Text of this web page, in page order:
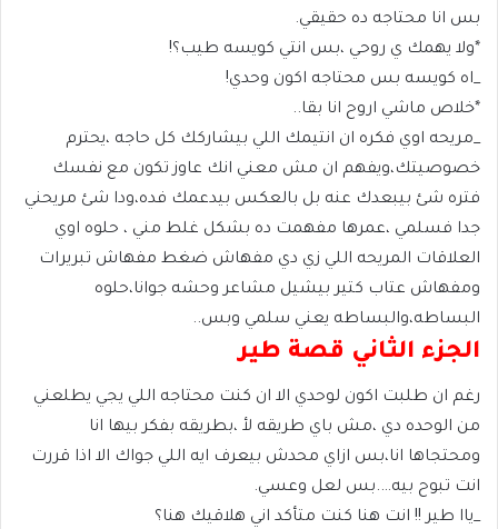
بس انا محتاجه ده حقيقي.
*ولا يهمك ي روحي ،بس انتي كويسه طيب؟!
_اه كويسه بس محتاجه اكون وحدي!
*خلاص ماشي اروح انا بقا..
_مريحه اوي فكره ان انتيمك اللي بيشاركك كل حاجه ،يحترم
خصوصيتك،ويفهم ان مش معني انك عاوز تكون مع نفسك
فتره شئ بيبعدك عنه بل بالعكس بيدعمك فده،ودا شئ مريحني
جدا فسلمي ،عمرها مفهمت ده بشكل غلط مني ، حلوه اوي
العلاقات المريحه اللي زي دي مفهاش ضغط مفهاش تبريرات
ومفهاش عتاب كتير بيشيل مشاعر وحشه جوانا،حلوه
البساطه،والبساطه يعني سلمي وبس..
الجزء الثاني قصة طير
رغم ان طلبت اكون لوحدي الا ان كنت محتاجه اللي يجي يطلعني
من الوحده دي ،مش باي طريقه لأ ،بطريقه بفكر بيها انا
ومحتجاها انا،بس ازاي محدش بيعرف ايه اللي جواك الا اذا قررت
انت تبوح بيه….بس لعل وعسي.
_ياا طير !! انت هنا كنت متأكد اني هلاقيك هنا؟